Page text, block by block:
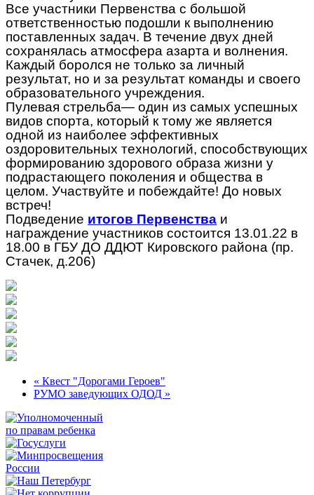
Все участники Первенства с большой
ответственностью подошли к выполнению
поставленных задач. В течение двух дней
сохранялась атмосфера азарта и волнения.
Каждый боролся не только за личный
результат, но и за результат команды и своего
образовательного учреждения.
Пулевая стрельба— один из самых успешных
видов спорта, который к тому же является
одной из наиболее эффективных
оздоровительных технологий, способствующих
формированию здорового образа жизни у
подрастающего поколения и общества в
целом. Участвуйте и побеждайте! До новых
встреч!
Подведение итогов Первенства и
награждение участников состоится 13.01.22 в
18.00 в ГБУ ДО ДДЮТ Кировского района (пр.
Стачек, д.206)
« Квест "Дорогами Героев"
РУМО заведующих ОДОД »